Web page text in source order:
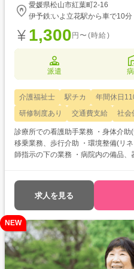
愛媛県松山市紅葉町2-16
伊予鉄:いよ立花駅から車で10分
1,300 円〜(時給)
派遣
介護福祉士 駅チカ 年間休日
研修制度あり
交通費支給 社会
診療所での看護助手業務 ・身体介助
移乗業務、歩行介助 ・環境整備(リ
師指示の下の業務 ・病院内の備品、
求人を見る
NEW